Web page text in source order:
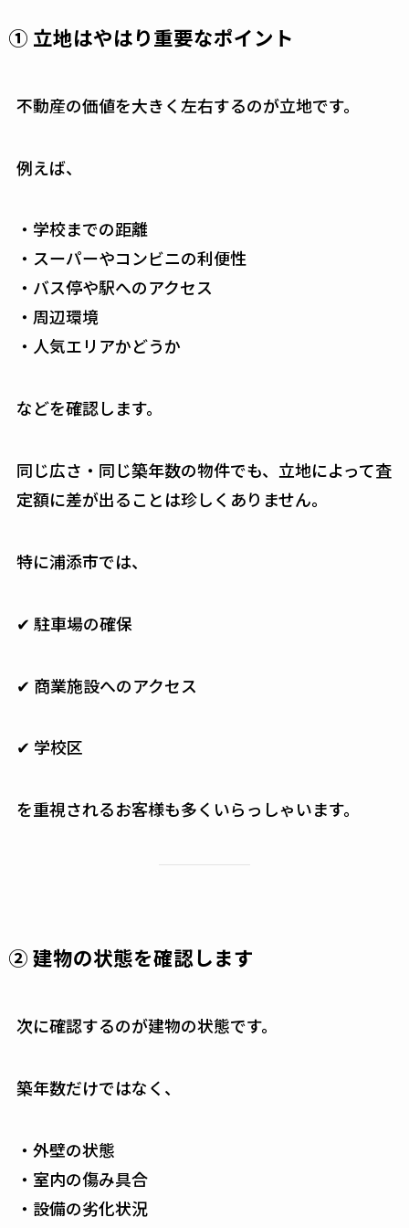
① 立地はやはり重要なポイント
不動産の価値を大きく左右するのが立地です。
例えば、
・学校までの距離
・スーパーやコンビニの利便性
・バス停や駅へのアクセス
・周辺環境
・人気エリアかどうか
などを確認します。
同じ広さ・同じ築年数の物件でも、立地によって査
定額に差が出ることは珍しくありません。
特に浦添市では、
✔ 駐車場の確保
✔ 商業施設へのアクセス
✔ 学校区
を重視されるお客様も多くいらっしゃいます。
② 建物の状態を確認します
次に確認するのが建物の状態です。
築年数だけではなく、
・外壁の状態
・室内の傷み具合
・設備の劣化状況